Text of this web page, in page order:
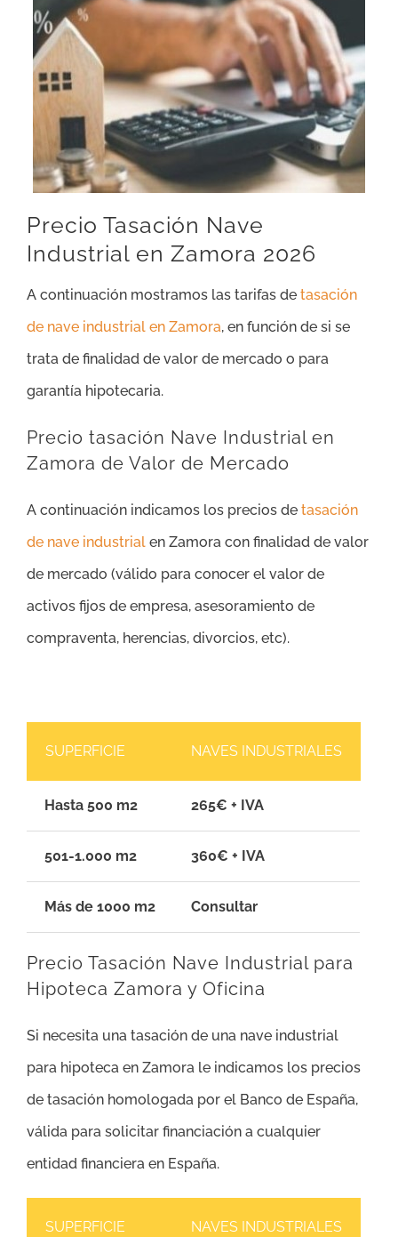
Precio Tasación Nave
Industrial en Zamora 2026
A continuación mostramos las tarifas de tasación
de nave industrial en Zamora, en función de si se
trata de finalidad de valor de mercado o para
garantía hipotecaria.
Precio tasación Nave Industrial en
Zamora de Valor de Mercado
A continuación indicamos los precios de tasación
de nave industrial en Zamora con finalidad de valor
de mercado (válido para conocer el valor de
activos fijos de empresa, asesoramiento de
compraventa, herencias, divorcios, etc).
SUPERFICIE NAVES INDUSTRIALES
Hasta 500 m2 265€ + IVA
501-1.000 m2 360€ + IVA
Más de 1000 m2 Consultar
Precio Tasación Nave Industrial para
Hipoteca Zamora y Oficina
Si necesita una tasación de una nave industrial
para hipoteca en Zamora le indicamos los precios
de tasación homologada por el Banco de España,
válida para solicitar financiación a cualquier
entidad financiera en España.
SUPERFICIE NAVES INDUSTRIALES